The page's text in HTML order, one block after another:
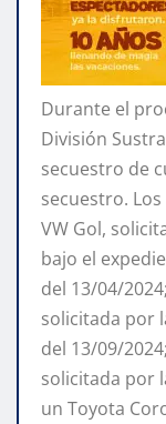
Durante el
División
secuestro de
secuestro.
VW Gol,
bajo el
del 13/04/
solicitada por
del 13/09/
solicitada por
un Toyota